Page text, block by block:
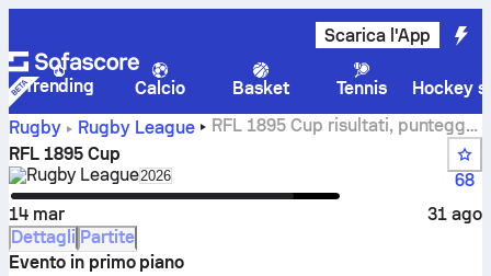
Scarica l'App
Trending Calcio Basket Tennis
Hockey
Rugby
Rugby League
RFL 1895 Cup risultati, punteggi,
classifica e calendario
RFL 1895 Cup
Rugby LeagueSelect season in unique tournament header
2026
68
14 mar
31 ago
Dettagli Partite
Evento in primo piano